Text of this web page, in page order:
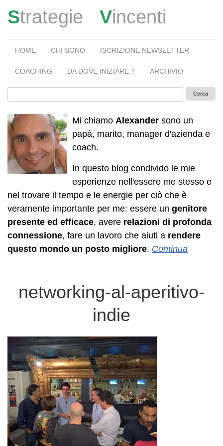
Strategie Vincenti
HOME CHI SONO ISCRIZIONE NEWSLETTER
COACHING DA DOVE INIZIARE ? ARCHIVIO
Mi chiamo Alexander sono un
papà, marito, manager d'azienda e
coach.
In questo blog condivido le mie
esperienze nell'essere me stesso e
nel trovare il tempo e le energie per ciò che è
veramente importante per me: essere un genitore
presente ed efficace, avere relazioni di profonda
connessione, fare un lavoro che aiuti a rendere
questo mondo un posto migliore. Continua
networking-al-aperitivo-
indie